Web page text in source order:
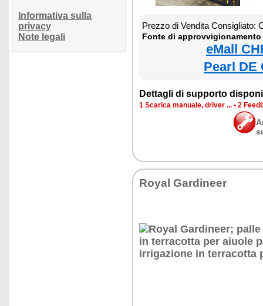
Informativa sulla
privacy
Note legali
Prezzo di Vendita Consigliato:
Fonte di
eMall
Pearl DE
Dettagli di supporto
1 Scarica manuale, driver ... • 2
Royal Gardineer